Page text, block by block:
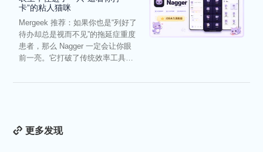
卡”的粘人猫咪
Mergeek 推荐：如果你也是“列好了
待办却总是视而不见”的拖延症重度
患者，那么 Nagger 一定会让你眼
前一亮。它打破了传统效率工具冰
更多发现